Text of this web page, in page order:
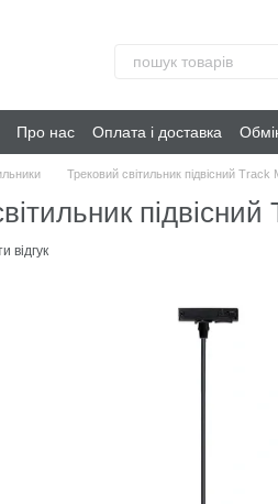
Про нас Оплата і доставка
Трековий світильник підвісний
відгук